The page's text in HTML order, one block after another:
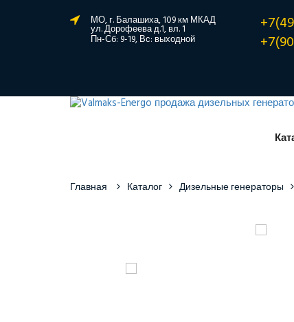
МО, г. Балашиха, 109 км МКАД
ул. Дорофеева д.1, вл. 1
Пн-Сб: 9-19, Вс: выходной
Главная Каталог Дизельные генераторы